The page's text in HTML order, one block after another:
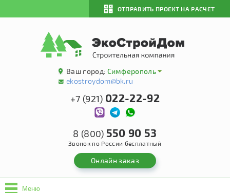
ОТПРАВИТЬ ПРОЕКТ НА РАСЧЕТ
Ваш город: Симферополь
ekostroydom@bk.ru
+7 (921) 022-22-92
8 (800) 550 90 53
Звонок по России бесплатный
Онлайн заказ
Меню